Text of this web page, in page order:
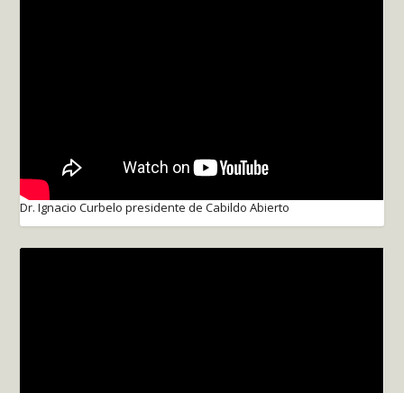
Dr. Ignacio Curbelo presidente de Cabildo Abierto